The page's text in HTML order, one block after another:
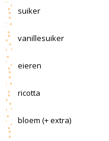
suiker
vanillesuiker
eieren
ricotta
bloem (+ extra)